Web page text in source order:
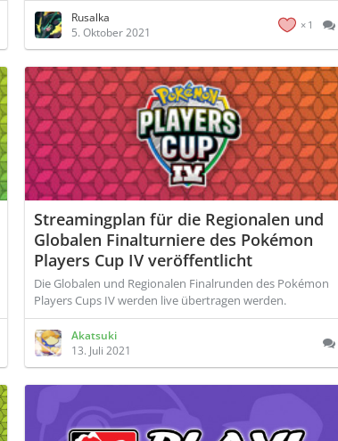
Rusalka
5. Oktober 2021
1
Streamingplan für die Regionalen und
Globalen Finalturniere des Pokémon
Players Cup IV veröffentlicht
Die Globalen und Regionalen Finalrunden des Pokémon
Players Cups IV werden live übertragen werden.
Akatsuki
13. Juli 2021